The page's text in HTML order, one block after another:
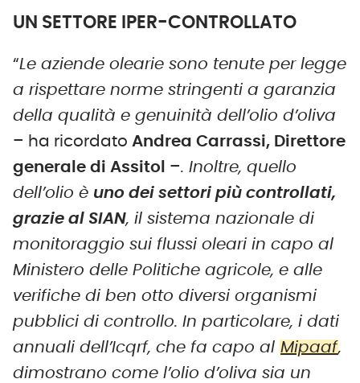
UN SETTORE IPER-CONTROLLATO
“Le aziende olearie sono tenute per legge
a rispettare norme stringenti a garanzia
della qualità e genuinità dell’olio d’oliva
– ha ricordato Andrea Carrassi, Direttore
generale di Assitol
–. Inoltre, quello
dell’olio è uno dei settori più controllati,
grazie al SIAN, il sistema nazionale di
monitoraggio sui flussi oleari in capo al
Ministero delle Politiche agricole, e alle
verifiche di ben otto diversi organismi
pubblici di controllo. In particolare, i dati
annuali dell’Icqrf, che fa capo al Mipaaf,
dimostrano come l’olio d’oliva sia un